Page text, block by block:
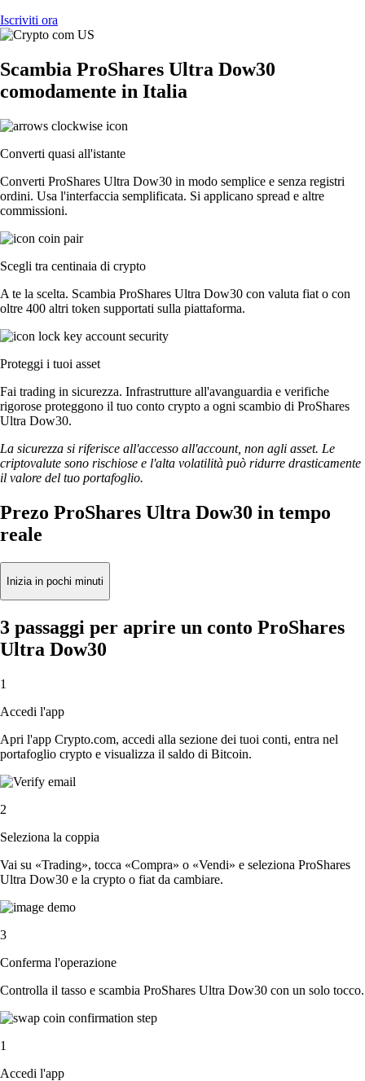
Iscriviti ora
Scambia ProShares Ultra Dow30
comodamente in Italia
Converti quasi all'istante
Converti ProShares Ultra Dow30 in modo semplice e senza registri
ordini. Usa l'interfaccia semplificata. Si applicano spread e altre
commissioni.
Scegli tra centinaia di crypto
A te la scelta. Scambia ProShares Ultra Dow30 con valuta fiat o con
oltre 400 altri token supportati sulla piattaforma.
Proteggi i tuoi asset
Fai trading in sicurezza. Infrastrutture all'avanguardia e verifiche
rigorose proteggono il tuo conto crypto a ogni scambio di ProShares
Ultra Dow30.
La sicurezza si riferisce all'accesso all'account, non agli asset. Le
criptovalute sono rischiose e l'alta volatilità può ridurre drasticamente
il valore del tuo portafoglio.
Prezo ProShares Ultra Dow30 in tempo
reale
Inizia in pochi minuti
3 passaggi per aprire un conto ProShares
Ultra Dow30
1
Accedi l'app
Apri l'app Crypto.com, accedi alla sezione dei tuoi conti, entra nel
portafoglio crypto e visualizza il saldo di Bitcoin.
2
Seleziona la coppia
Vai su «Trading», tocca «Compra» o «Vendi» e seleziona ProShares
Ultra Dow30 e la crypto o fiat da cambiare.
3
Conferma l'operazione
Controlla il tasso e scambia ProShares Ultra Dow30 con un solo tocco.
1
Accedi l'app